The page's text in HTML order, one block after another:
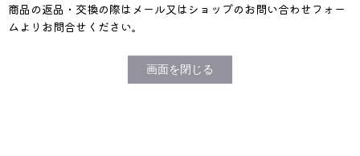
商品の返品・交換の際はメール又はショップのお問い合わせフォー
ムよりお問合せください。
画面を閉じる